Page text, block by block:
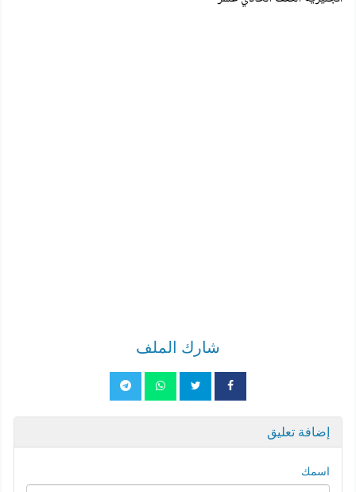
شارك الملف
إضافة تعليق
اسمك